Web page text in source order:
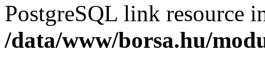
PostgreSQL link resource
/data/www/borsa.hu/